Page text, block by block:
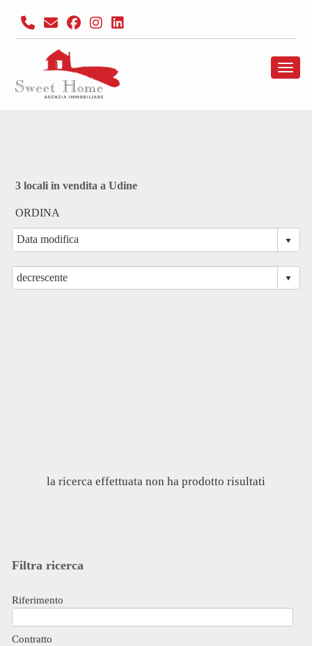
3 locali in vendita a Udine
ORDINA
la ricerca effettuata non ha prodotto risultati
Filtra ricerca
Riferimento
Contratto